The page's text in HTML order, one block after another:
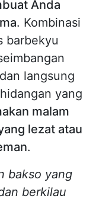
Anda
. Kombinasi
barbekyu
langsung
yang
malam
lezat atau
.
bakso yang
berkilau